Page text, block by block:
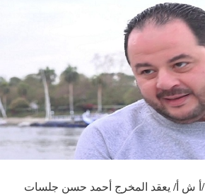
11 نوفمبر /أ ش أ/ يعقد المخرج أحمد حسن جلسات